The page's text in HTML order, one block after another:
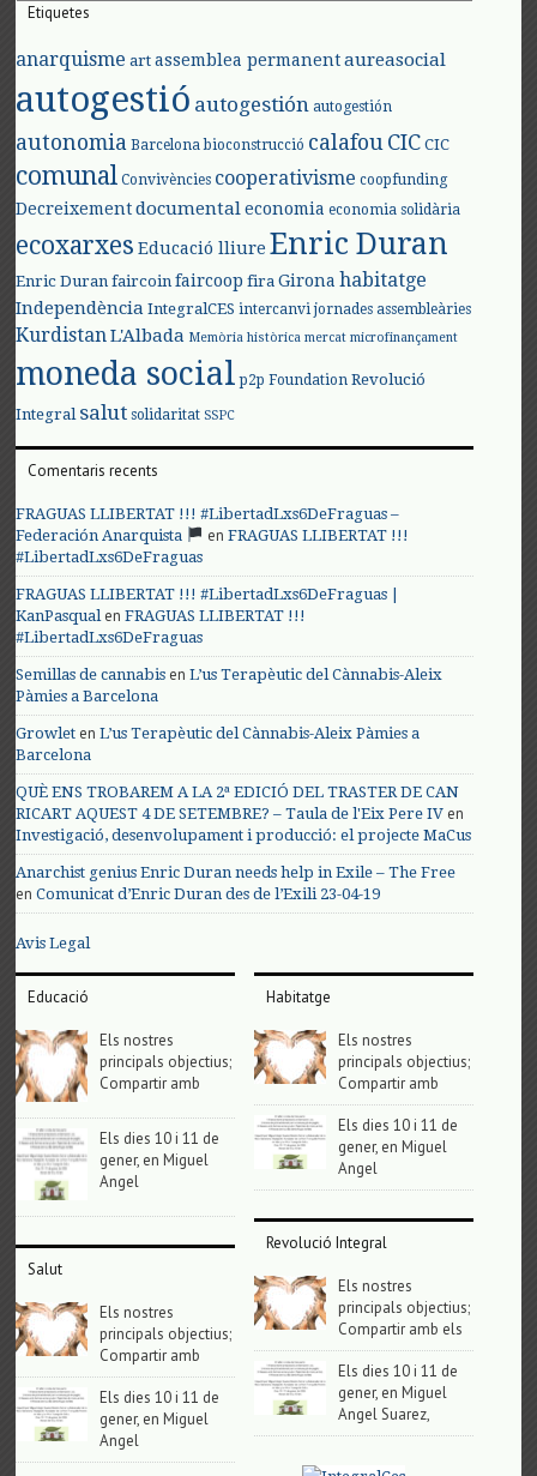
Etiquetes
anarquisme art assemblea permanent aureasocial
autogestió autogestión autogestión
autonomia Barcelona bioconstrucció calafou CIC CIC
comunal Convivències cooperativisme coopfunding
Decreixement documental economia economia solidària
ecoxarxes Educació lliure Enric Duran
Enric Duran faircoin faircoop fira Girona habitatge
Independència IntegralCES intercanvi jornades assembleàries
KurdistanL'Albada Memòria històrica mercat microfinançament
moneda social p2p Foundation Revolució
Integral salut solidaritat SSPC
Comentaris recents
FRAGUAS LLIBERTAT !!! #LibertadLxs6DeFraguas –
Federación Anarquista
enFRAGUAS LLIBERTAT !!!
#LibertadLxs6DeFraguas
FRAGUAS LLIBERTAT !!! #LibertadLxs6DeFraguas |
KanPasqualenFRAGUAS LLIBERTAT !!!
#LibertadLxs6DeFraguas
Semillas de cannabis enL’us Terapèutic del Cànnabis-Aleix
Pàmies a Barcelona
Growlet enL’us Terapèutic del Cànnabis-Aleix Pàmies a
Barcelona
QUÈ ENS TROBAREM A LA 2ª EDICIÓ DEL TRASTER DE CAN
RICART AQUEST 4 DE SETEMBRE? – Taula de l'Eix Pere IV en
Investigació, desenvolupament i producció: el projecte MaCus
Anarchist genius Enric Duran needs help in Exile – The Free
enComunicat d’Enric Duran des de l’Exili 23-04-19
Avis Legal
Educació
Els nostres
principals objectius;
Compartir amb
Els dies 10 i 11 de
gener, en Miguel
Angel
Salut
Els nostres
principals objectius;
Compartir amb
Els dies 10 i 11 de
gener, en Miguel
Angel
Habitatge
Els nostres
principals objectius;
Compartir amb
Els dies 10 i 11 de
gener, en Miguel
Angel
Revolució Integral
Els nostres
principals objectius;
Compartir amb els
Els dies 10 i 11 de
gener, en Miguel
Angel Suarez,